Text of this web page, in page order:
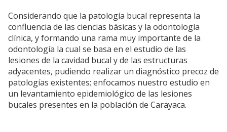
Considerando que la patología bucal representa la
confluencia de las ciencias básicas y la odontología
clínica, y formando una rama muy importante de la
odontología la cual se basa en el estudio de las
lesiones de la cavidad bucal y de las estructuras
adyacentes, pudiendo realizar un diagnóstico precoz de
patologías existentes; enfocamos nuestro estudio en
un levantamiento epidemiológico de las lesiones
bucales presentes en la población de Carayaca.